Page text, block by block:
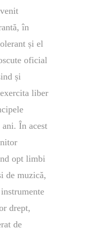
în
și el
oficial
și
liber
În acest
opt limbi
de muzică,
drept,
de